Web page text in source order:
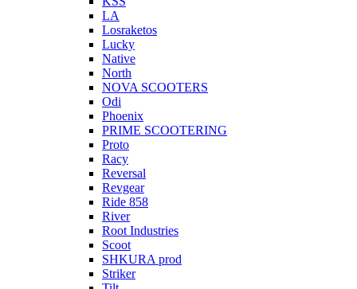
LA
Losraketos
Lucky
Native
North
NOVA SCOOTERS
Odi
Phoenix
PRIME SCOOTERING
Proto
Racy
Reversal
Revgear
Ride 858
River
Root Industries
Scoot
SHKURA рrоd
Striker